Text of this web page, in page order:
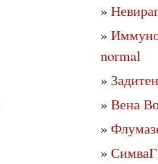
»
»
normal
» Задитен
» Вена
»
»